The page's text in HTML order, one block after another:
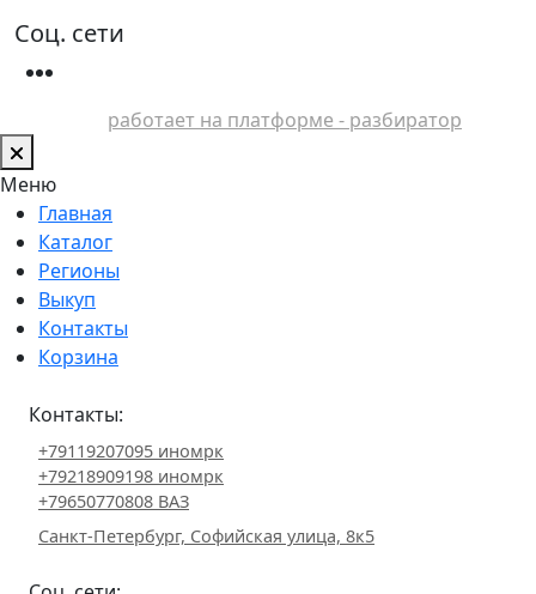
Соц. сети
работает на платформе - разбиратор
Меню
Главная
Каталог
Регионы
Выкуп
Контакты
Корзина
Контакты:
+79119207095 иномрк
+79218909198 иномрк
+79650770808 ВАЗ
Санкт-Петербург, Софийская улица, 8к5